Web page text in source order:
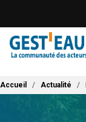
contenu
principal
Fil d'Ariane
Accueil Actualité